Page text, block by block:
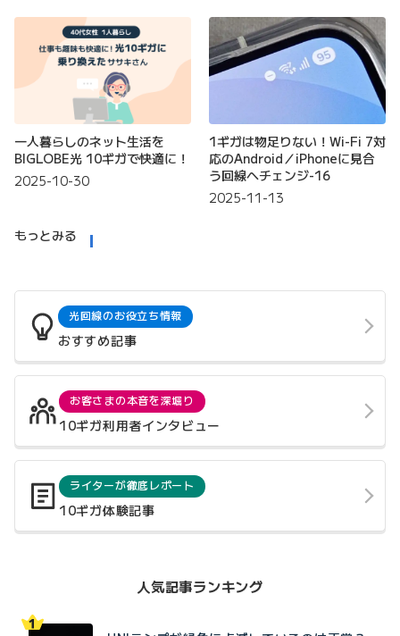
一人暮らしのネット生活を
BIGLOBE光 10ギガで快適に！
2025-10-30
1ギガは物足りない！Wi-Fi 7対
応のAndroid／iPhoneに見合
う回線へチェンジ-16
2025-11-13
もっとみる
光回線のお役立ち情報
おすすめ記事
お客さまの本音を深堀り
10ギガ利用者インタビュー
ライターが徹底レポート
10ギガ体験記事
人気記事ランキング